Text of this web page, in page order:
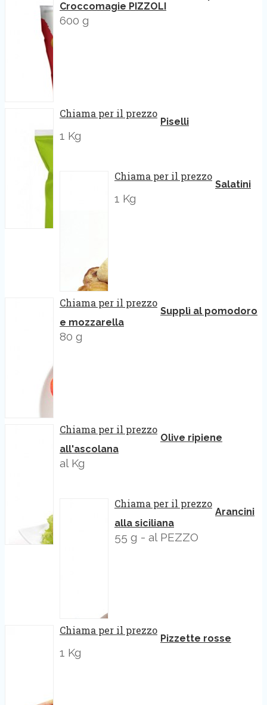
Croccomagie PIZZOLI
600 g
Chiama per il prezzo
Piselli
1 Kg
Chiama per il prezzo
Salatini
1 Kg
Chiama per il prezzo
Supplì al pomodoro
e mozzarella
80 g
Chiama per il prezzo
Olive ripiene
all'ascolana
al Kg
Chiama per il prezzo
Arancini
alla siciliana
55 g - al PEZZO
Chiama per il prezzo
Pizzette rosse
1 Kg